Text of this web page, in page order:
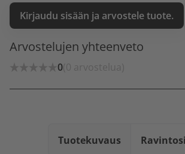
Kirjaudu sisään ja arvostele tuote.
Arvostelujen yhteenveto
0(0 arvostelua)
Tuotekuvaus